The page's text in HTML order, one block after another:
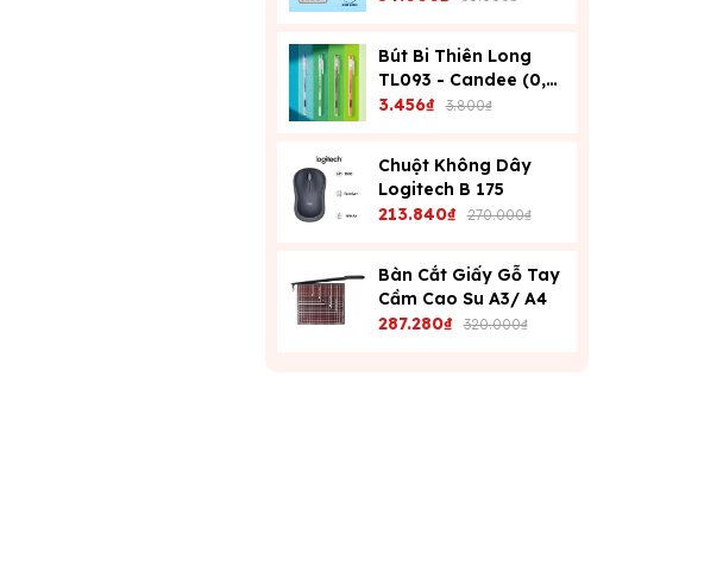
Bút Bi Thiên Long
TL093 - Candee (0,6
Mm) - Xanh
3.456₫ 3.800₫
Chuột Không Dây
Logitech B 175
213.840₫ 270.000₫
Bàn Cắt Giấy Gỗ Tay
Cầm Cao Su A3/ A4
287.280₫ 320.000₫